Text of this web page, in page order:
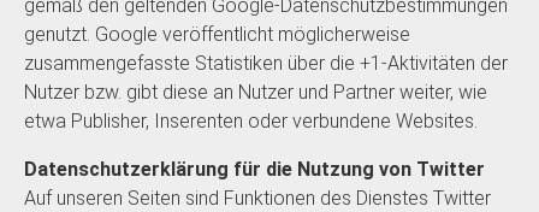
gemäß den geltenden Google-Datenschutzbestimmungen
genutzt. Google veröffentlicht möglicherweise
zusammengefasste Statistiken über die +1-Aktivitäten der
Nutzer bzw. gibt diese an Nutzer und Partner weiter, wie
etwa Publisher, Inserenten oder verbundene Websites.
Datenschutzerklärung für die Nutzung von Twitter
Auf unseren Seiten sind Funktionen des Dienstes Twitter